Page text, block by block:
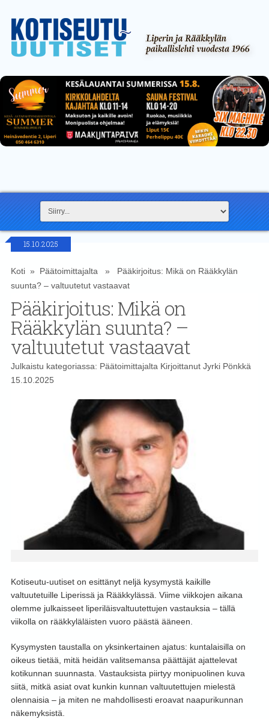
15.10.2025
Koti» Päätoimittajalta» Pääkirjoitus: Mikä on Rääkkylän
suunta? – valtuutetut vastaavat
Pääkirjoitus: Mikä on
Rääkkylän suunta? –
valtuutetut vastaavat
Julkaistu kategoriassa: PäätoimittajaltaKirjoittanut Jyrki Pönkkä
15.10.2025
Kotiseutu-uutiset on esittänyt neljä kysymystä kaikille
valtuutetuille Liperissä ja Rääkkylässä. Viime viikkojen aikana
olemme julkaisseet liperiläisvaltuutettujen vastauksia – tällä
viikolla on rääkkyläläisten vuoro päästä ääneen.
Kysymysten taustalla on yksinkertainen ajatus: kuntalaisilla on
oikeus tietää, mitä heidän valitsemansa päättäjät ajattelevat
kotikunnan suunnasta. Vastauksista piirtyy monipuolinen kuva
siitä, mitkä asiat ovat kunkin kunnan valtuutettujen mielestä
olennaisia – ja miten ne mahdollisesti eroavat naapurikunnan
näkemyksistä.